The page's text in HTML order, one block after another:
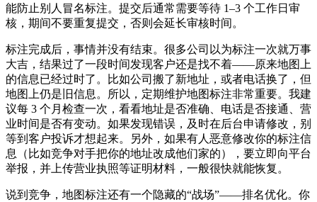
能防止别人冒名标注。提交后通常需要等待 1–3 个工作日审
核，期间不要重复提交，否则会延长审核时间。
标注完成后，事情并没有结束。很多公司以为标注一次就万事
大吉，结果过了一段时间发现客户还是找不着——原来地图上
的信息已经过时了。比如公司搬了新地址，或者电话换了，但
地图上仍是旧信息。所以，定期维护地图标注非常重要。我建
议每 3 个月检查一次，看看地址是否准确、电话是否接通、营
业时间是否有变动。如果发现错误，及时在后台申请修改，别
等到客户投诉才想起来。另外，如果有人恶意修改你的标注信
息（比如竞争对手把你的地址改成他们家的），要立即向平台
举报，并上传营业执照等证明材料，一般很快就能恢复。
说到竞争，地图标注还有一个隐藏的“战场”——排名优化。你